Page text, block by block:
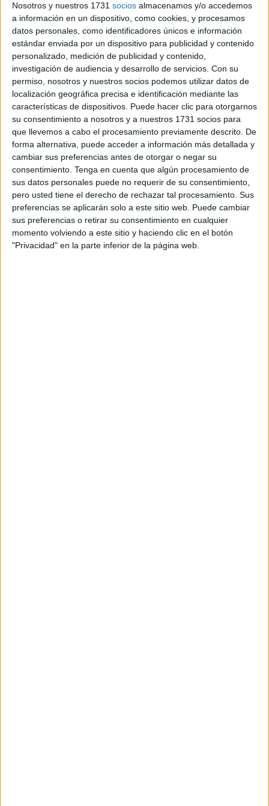
Nosotros y nuestros 1731 socios almacenamos y/o accedemos
a información en un dispositivo, como cookies, y procesamos
datos personales, como identificadores únicos e información
estándar enviada por un dispositivo para publicidad y contenido
personalizado, medición de publicidad y contenido,
investigación de audiencia y desarrollo de servicios. Con su
permiso, nosotros y nuestros socios podemos utilizar datos de
localización geográfica precisa e identificación mediante las
características de dispositivos. Puede hacer clic para otorgarnos
su consentimiento a nosotros y a nuestros 1731 socios para
que llevemos a cabo el procesamiento previamente descrito. De
forma alternativa, puede acceder a información más detallada y
cambiar sus preferencias antes de otorgar o negar su
consentimiento. Tenga en cuenta que algún procesamiento de
sus datos personales puede no requerir de su consentimiento,
pero usted tiene el derecho de rechazar tal procesamiento. Sus
preferencias se aplicarán solo a este sitio web. Puede cambiar
sus preferencias o retirar su consentimiento en cualquier
momento volviendo a este sitio y haciendo clic en el botón
"Privacidad" en la parte inferior de la página web.